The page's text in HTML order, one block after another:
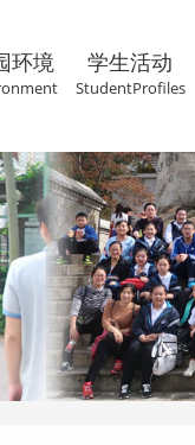
环境 学生活动
StudentProfiles